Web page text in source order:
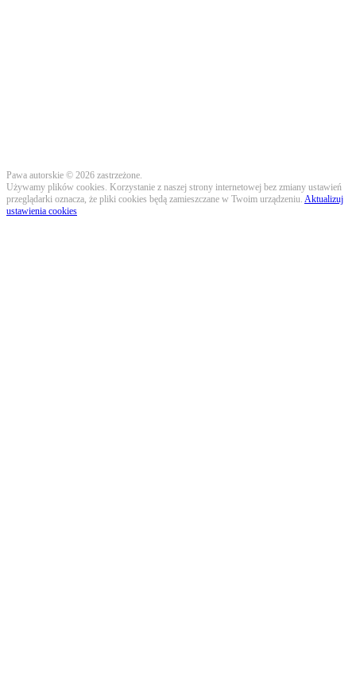
Pawa autorskie © 2026 zastrzeżone.
Używamy plików cookies. Korzystanie z naszej strony internetowej bez zmiany ustawień
przeglądarki oznacza, że pliki cookies będą zamieszczane w Twoim urządzeniu. Aktualizuj
ustawienia cookies